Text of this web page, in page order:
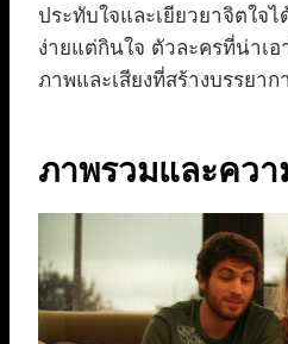
ประทับใจและเยียวยาจิตใจไ
ง่ายแต่กินใจ ตัวละครที่น่าเ
ภาพและเสียงที่สร้างบรรยา
ภาพรวมและควา